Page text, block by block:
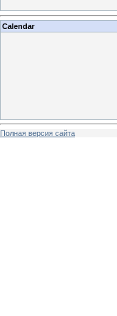
Calendar
Полная версия сайта